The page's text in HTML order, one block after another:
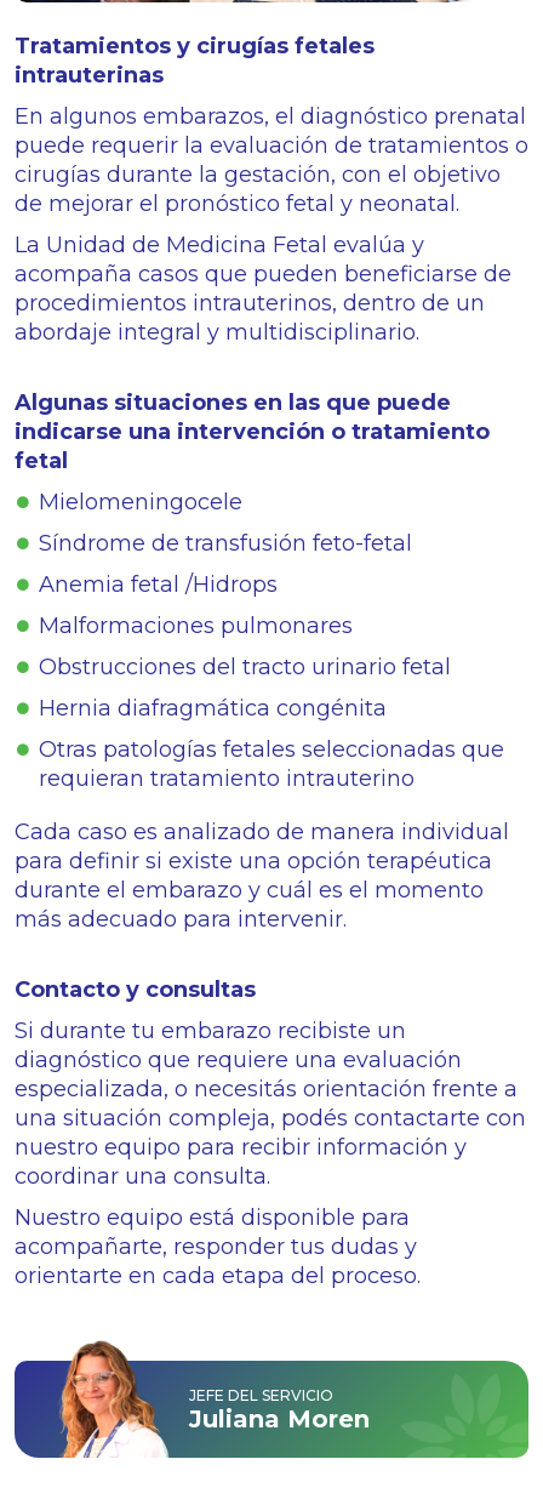
Tratamientos y cirugías fetales
intrauterinas
En algunos embarazos, el diagnóstico prenatal
puede requerir la evaluación de tratamientos o
cirugías durante la gestación, con el objetivo
de mejorar el pronóstico fetal y neonatal.
La Unidad de Medicina Fetal evalúa y
acompaña casos que pueden beneficiarse de
procedimientos intrauterinos, dentro de un
abordaje integral y multidisciplinario.
Algunas situaciones en las que puede
indicarse una intervención o tratamiento
fetal
Mielomeningocele
Síndrome de transfusión feto-fetal
Anemia fetal /Hidrops
Malformaciones pulmonares
Obstrucciones del tracto urinario fetal
Hernia diafragmática congénita
Otras patologías fetales seleccionadas que
requieran tratamiento intrauterino
Cada caso es analizado de manera individual
para definir si existe una opción terapéutica
durante el embarazo y cuál es el momento
más adecuado para intervenir.
Contacto y consultas
Si durante tu embarazo recibiste un
diagnóstico que requiere una evaluación
especializada, o necesitás orientación frente a
una situación compleja, podés contactarte con
nuestro equipo para recibir información y
coordinar una consulta.
Nuestro equipo está disponible para
acompañarte, responder tus dudas y
orientarte en cada etapa del proceso.
JEFE DEL SERVICIO
Juliana Moren